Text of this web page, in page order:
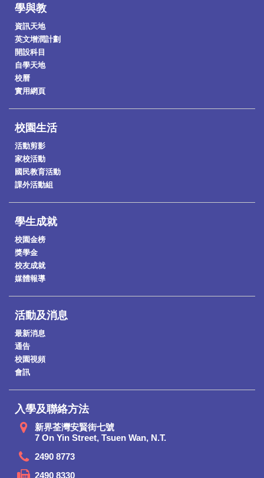
學與教
資訊天地
英文增潤計劃
開設科目
自學天地
校曆
實用網頁
校園生活
活動剪影
家校活動
國民教育活動
課外活動組
學生成就
校園金榜
獎學金
校友成就
媒體報導
活動及消息
最新消息
通告
校園視頻
會訊
入學及聯絡方法
新界荃灣安賢街七號
7 On Yin Street, Tsuen Wan, N.T.
2490 8773
2490 8330